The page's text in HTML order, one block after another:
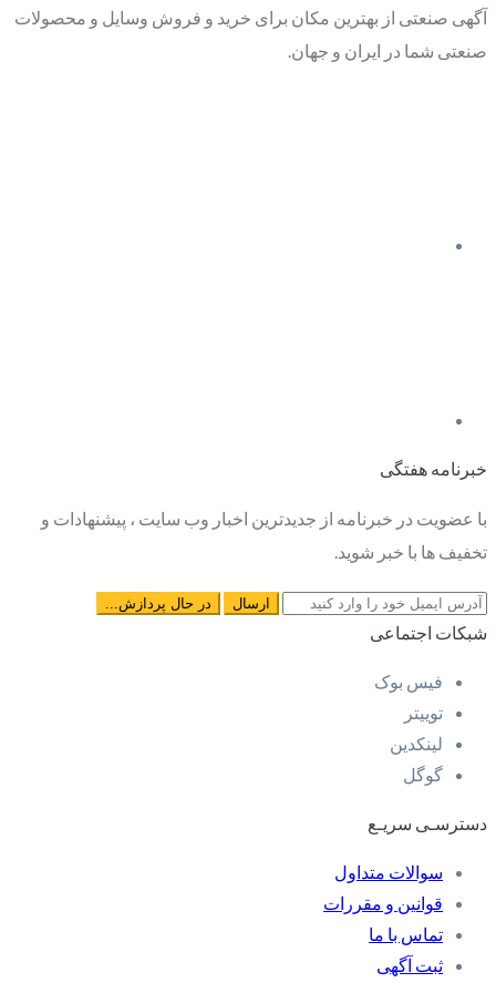
آگهی صنعتی از بهترین مکان برای خرید و فروش وسایل و محصولات
صنعتی شما در ایران و جهان.
خبرنامه هفتگی
با عضویت در خبرنامه از جدیدترین اخبار وب سایت ، پیشنهادات و
تخفیف ها با خبر شوید.
شبکات اجتماعی
فیس بوک
توییتر
لینکدین
گوگل
دسترسـی سریـع
سوالات متداول
قوانین و مقررات
تماس با ما
ثبت آگهی